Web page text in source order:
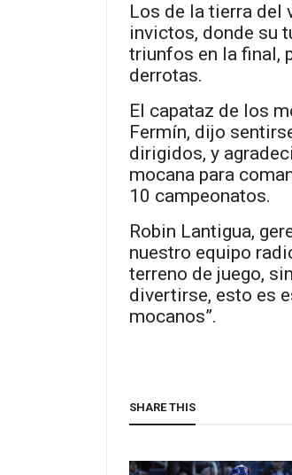
Los de la tierra del
invictos, donde su
triunfos en la final,
derrotas.
El capataz de los
Fermín, dijo
dirigidos, y
mocana para
10 campeonatos.
Robin Lantigua,
nuestro equipo
terreno de juego,
divertirse, esto es
mocanos”.
SHARE THIS